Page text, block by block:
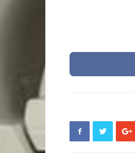
生活忙碌、
療，降低風
陳啟仁醫師
「MRI腦血